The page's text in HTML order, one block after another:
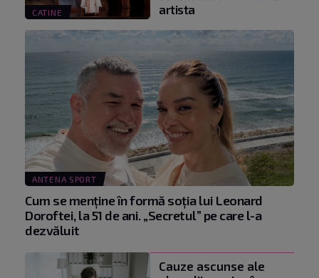
CATINE
artista
ANTENA SPORT
Cum se menţine în formă soţia lui Leonard
Doroftei, la 51 de ani. „Secretul” pe care l-a
dezvăluit
Cauze ascunse ale